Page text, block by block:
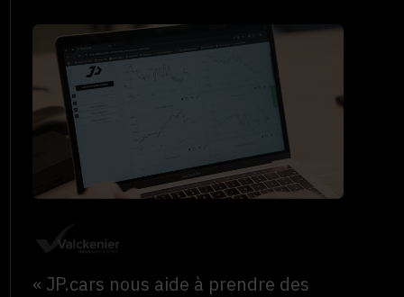
« JP.cars nous aide à prendre des